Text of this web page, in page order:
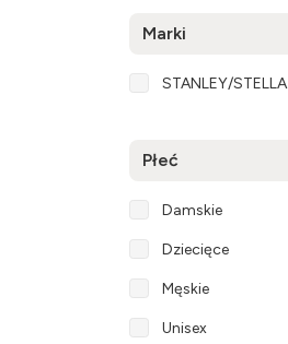
Marki
STANLEY/STELLA
Płeć
Damskie
Dziecięce
Męskie
Unisex